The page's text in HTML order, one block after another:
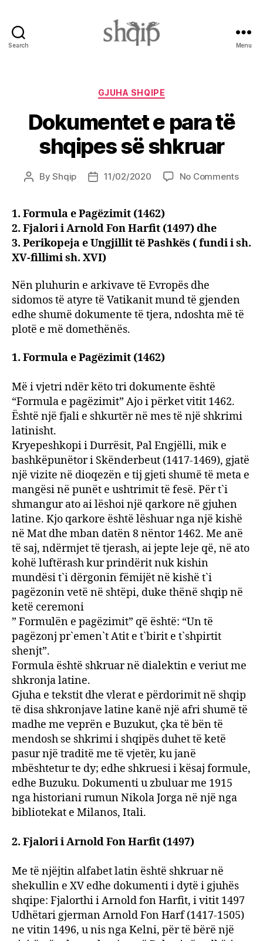
Search Menu
Categories
GJUHA SHQIPE
Dokumentet e para të
shqipes së shkruar
PostByShqip
Post11/02/2020 No Commentson
1. Formula e Pagëzimit (1462)
2. Fjalori i Arnold Fon Harfit (1497) dhe
3. Perikopeja e Ungjillit të Pashkës ( fundi i sh.
XV-fillimi sh. XVI)
Nën pluhurin e arkivave të Evropës dhe
sidomos të atyre të Vatikanit mund të gjenden
edhe shumë dokumente të tjera, ndoshta më të
plotë e më domethënës.
1. Formula e Pagëzimit (1462)
Më i vjetri ndër këto tri dokumente është
“Formula e pagëzimit” Ajo i përket vitit 1462.
Është një fjali e shkurtër në mes të një shkrimi
latinisht.
Kryepeshkopi i Durrësit, Pal Engjëlli, mik e
bashkëpunëtor i Skënderbeut (1417-1469), gjatë
një vizite në dioqezën e tij gjeti shumë të meta e
mangësi në punët e ushtrimit të fesë. Për t`i
shmangur ato ai lëshoi një qarkore në gjuhen
latine. Kjo qarkore është lëshuar nga një kishë
në Mat dhe mban datën 8 nëntor 1462. Me anë
të saj, ndërmjet të tjerash, ai jepte leje që, në ato
kohë luftërash kur prindërit nuk kishin
mundësi t`i dërgonin fëmijët në kishë t`i
pagëzonin vetë në shtëpi, duke thënë shqip në
ketë ceremoni
” Formulën e pagëzimit” që është: “Un të
pagëzonj pr`emen`t Atit e t`birit e t`shpirtit
shenjt”.
Formula është shkruar në dialektin e veriut me
shkronja latine.
Gjuha e tekstit dhe vlerat e përdorimit në shqip
të disa shkronjave latine kanë një afri shumë të
madhe me veprën e Buzukut, çka të bën të
mendosh se shkrimi i shqipës duhet të ketë
pasur një traditë me të vjetër, ku janë
mbështetur te dy; edhe shkruesi i kësaj formule,
edhe Buzuku. Dokumenti u zbuluar me 1915
nga historiani rumun Nikola Jorga në një nga
bibliotekat e Milanos, Itali.
2. Fjalori i Arnold Fon Harfit (1497)
Me të njëjtin alfabet latin është shkruar në
shekullin e XV edhe dokumenti i dytë i gjuhës
shqipe: Fjalorthi i Arnold fon Harfit, i vitit 1497
Udhëtari gjerman Arnold Fon Harf (1417-1505)
ne vitin 1496, u nis nga Kelni, për të bërë një